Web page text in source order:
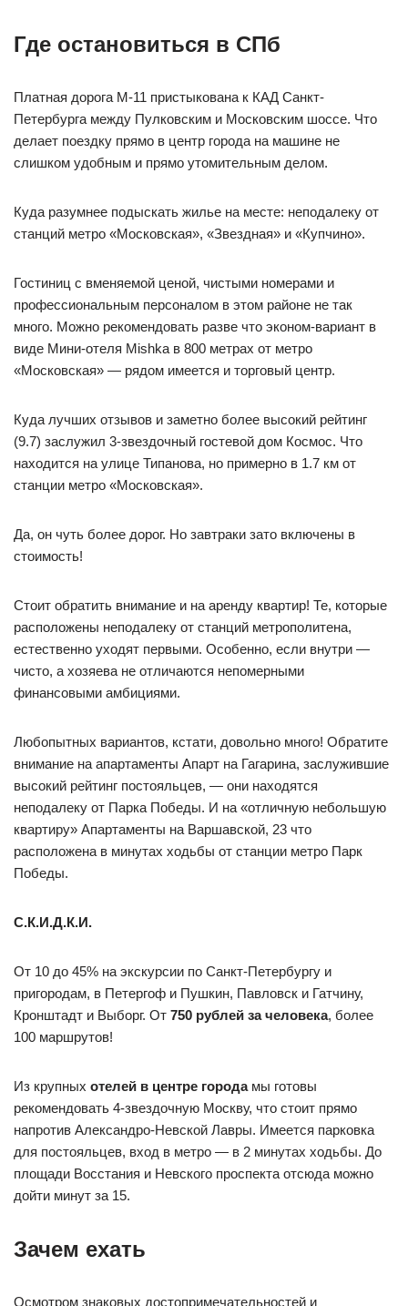
Где остановиться в СПб
Платная дорога М-11 пристыкована к КАД Санкт-
Петербурга между Пулковским и Московским шоссе. Что
делает поездку прямо в центр города на машине не
слишком удобным и прямо утомительным делом.
Куда разумнее подыскать жилье на месте: неподалеку от
станций метро «Московская», «Звездная» и «Купчино».
Гостиниц с вменяемой ценой, чистыми номерами и
профессиональным персоналом в этом районе не так
много. Можно рекомендовать разве что эконом-вариант в
виде Мини-отеля Mishka в 800 метрах от метро
«Московская» — рядом имеется и торговый центр.
Куда лучших отзывов и заметно более высокий рейтинг
(9.7) заслужил 3-звездочный гостевой дом Космос. Что
находится на улице Типанова, но примерно в 1.7 км от
станции метро «Московская».
Да, он чуть более дорог. Но завтраки зато включены в
стоимость!
Стоит обратить внимание и на аренду квартир! Те, которые
расположены неподалеку от станций метрополитена,
естественно уходят первыми. Особенно, если внутри —
чисто, а хозяева не отличаются непомерными
финансовыми амбициями.
Любопытных вариантов, кстати, довольно много! Обратите
внимание на апартаменты Апарт на Гагарина, заслужившие
высокий рейтинг постояльцев, — они находятся
неподалеку от Парка Победы. И на «отличную небольшую
квартиру» Апартаменты на Варшавской, 23 что
расположена в минутах ходьбы от станции метро Парк
Победы.
С.К.И.Д.К.И.
От 10 до 45% на экскурсии по Санкт-Петербургу и
пригородам, в Петергоф и Пушкин, Павловск и Гатчину,
Кронштадт и Выборг. От 750 рублей за человека, более
100 маршрутов!
Из крупных отелей в центре городамы готовы
рекомендовать 4-звездочную Москву, что стоит прямо
напротив Александро-Невской Лавры. Имеется парковка
для постояльцев, вход в метро — в 2 минутах ходьбы. До
площади Восстания и Невского проспекта отсюда можно
дойти минут за 15.
Зачем ехать
Осмотром знаковых достопримечательностей и